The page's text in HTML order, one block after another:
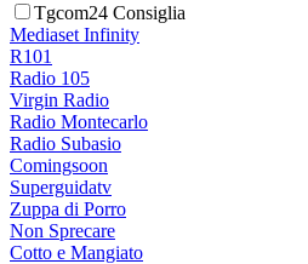
Tgcom24 Consiglia
Mediaset Infinity
R101
Radio 105
Virgin Radio
Radio Montecarlo
Radio Subasio
Comingsoon
Superguidatv
Zuppa di Porro
Non Sprecare
Cotto e Mangiato